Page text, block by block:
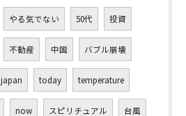
やる気でない 50代 投資
不動産 中国 バブル崩壊
japan today temperature
now スピリチュアル 台風